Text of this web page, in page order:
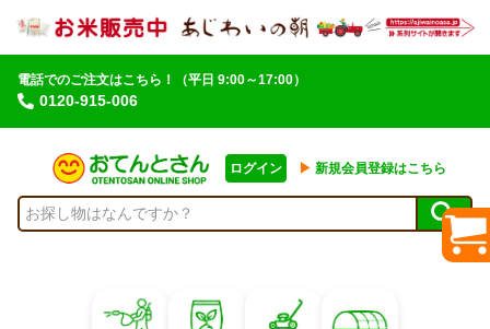
電話でのご注文はこちら！
0120-915-006
（平日 9:00～17:00）
ログイン ▶︎ 新規会員登録はこちら